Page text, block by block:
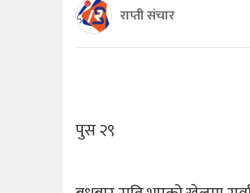
राप्ती संचार
पुस २९